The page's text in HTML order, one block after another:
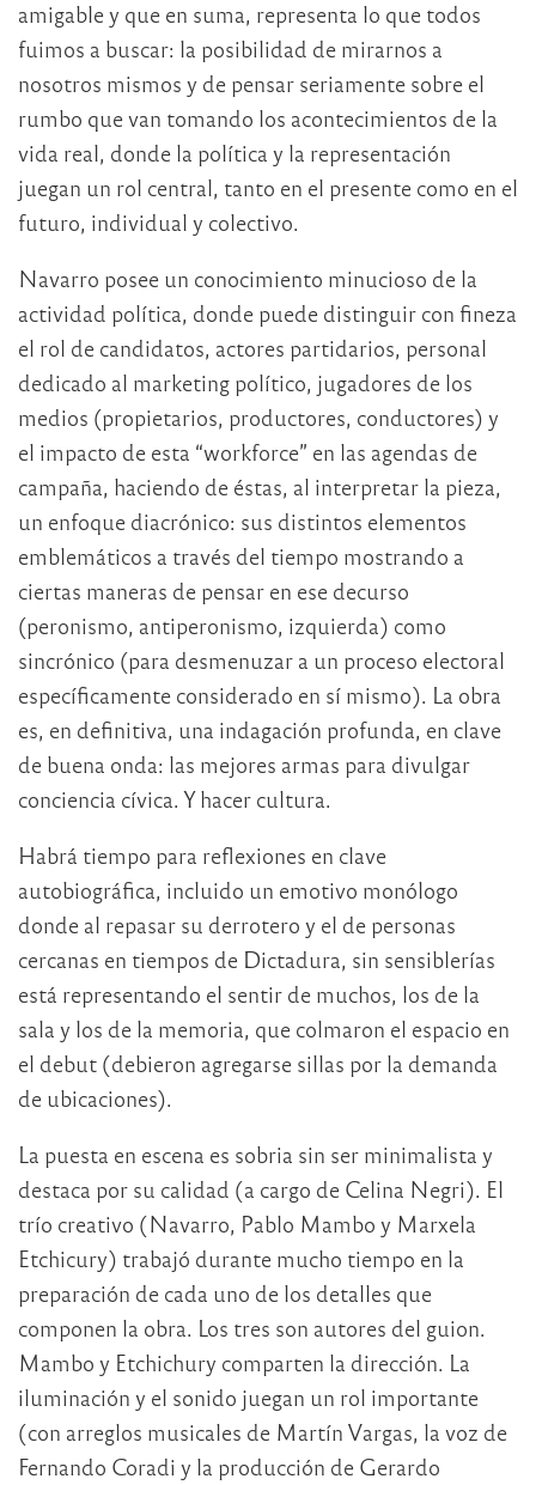
amigable y que en suma, representa lo que todos
fuimos a buscar: la posibilidad de mirarnos a
nosotros mismos y de pensar seriamente sobre el
rumbo que van tomando los acontecimientos de la
vida real, donde la política y la representación
juegan un rol central, tanto en el presente como en el
futuro, individual y colectivo.
Navarro posee un conocimiento minucioso de la
actividad política, donde puede distinguir con fineza
el rol de candidatos, actores partidarios, personal
dedicado al marketing político, jugadores de los
medios (propietarios, productores, conductores) y
el impacto de esta “workforce” en las agendas de
campaña, haciendo de éstas, al interpretar la pieza,
un enfoque diacrónico: sus distintos elementos
emblemáticos a través del tiempo mostrando a
ciertas maneras de pensar en ese decurso
(peronismo, antiperonismo, izquierda) como
sincrónico (para desmenuzar a un proceso electoral
específicamente considerado en sí mismo). La obra
es, en definitiva, una indagación profunda, en clave
de buena onda: las mejores armas para divulgar
conciencia cívica. Y hacer cultura.
Habrá tiempo para reflexiones en clave
autobiográfica, incluido un emotivo monólogo
donde al repasar su derrotero y el de personas
cercanas en tiempos de Dictadura, sin sensiblerías
está representando el sentir de muchos, los de la
sala y los de la memoria, que colmaron el espacio en
el debut (debieron agregarse sillas por la demanda
de ubicaciones).
La puesta en escena es sobria sin ser minimalista y
destaca por su calidad (a cargo de Celina Negri). El
trío creativo (Navarro, Pablo Mambo y Marxela
Etchicury) trabajó durante mucho tiempo en la
preparación de cada uno de los detalles que
componen la obra. Los tres son autores del guion.
Mambo y Etchichury comparten la dirección. La
iluminación y el sonido juegan un rol importante
(con arreglos musicales de Martín Vargas, la voz de
Fernando Coradi y la producción de Gerardo